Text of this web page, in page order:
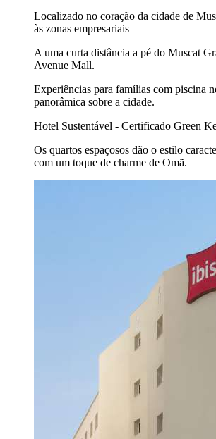
Localizado no coração da cidade de
às zonas empresariais
A uma curta distância a pé do Muscat
Avenue Mall.
Experiências para famílias com piscina
panorâmica sobre a cidade.
Hotel Sustentável - Certificado Green
Os quartos espaçosos dão o estilo
com um toque de charme de Omã.